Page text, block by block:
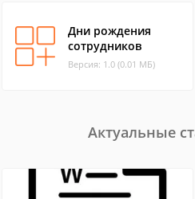
Дни рождения
сотрудников
Версия: 1.0 (0.01 МБ)
Актуальные